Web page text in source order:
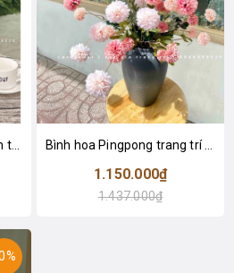
Bình hoa oải hương để bàn trang trí- CC973
1.150.000₫
1.437.000₫